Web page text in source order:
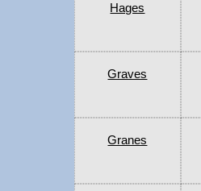
Hages
Graves
Granes